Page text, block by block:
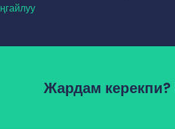
Жардам керекпи?